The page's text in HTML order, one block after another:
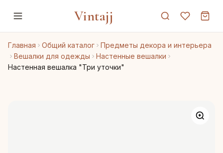
Vintajj
Главная Общий каталог
Предметы декора и интерьера
Вешалки для одежды
Настенные вешалки
Настенная вешалка "Три уточки"